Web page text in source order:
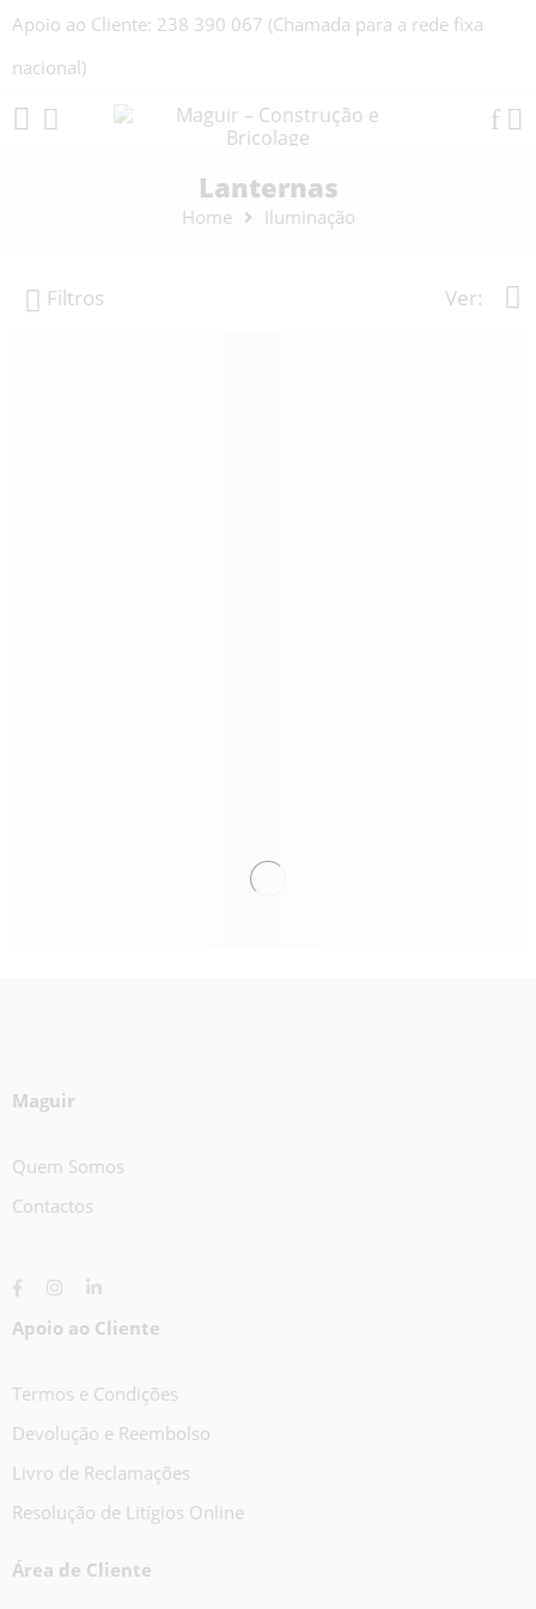
Apoio ao Cliente: 238 390 067 (Chamada para a rede fixa
nacional)
Lanternas
Home Iluminação
Filtros Ver:
Maguir
Quem Somos
Contactos
Apoio ao Cliente
Termos e Condições
Devolução e Reembolso
Livro de Reclamações
Resolução de Litígios Online
Área de Cliente